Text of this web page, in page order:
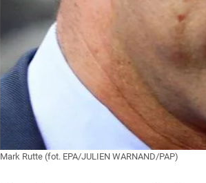
Mark Rutte (fot. EPA/JULIEN WARNAND/PAP)